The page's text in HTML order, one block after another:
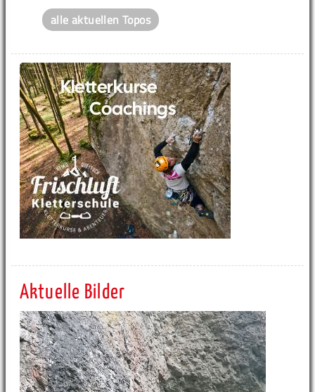
alle aktuellen Topos
Aktuelle Bilder